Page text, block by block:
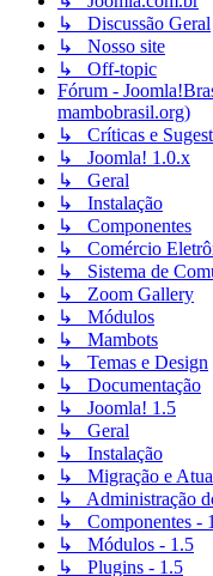
↳ Discussão Geral
↳ Nosso site
↳ Off-topic
Fórum -
mambobrasil.org)
↳ Críticas e
↳ Joomla! 1.0.x
↳ Geral
↳ Instalação
↳ Componentes
↳ Comércio
↳ Sistema de
↳ Zoom Gallery
↳ Módulos
↳ Mambots
↳ Temas e Design
↳ Documentação
↳ Joomla! 1.5
↳ Geral
↳ Instalação
↳ Migração e
↳ Administração
↳ Componentes -
↳ Módulos - 1.5
↳ Plugins - 1.5